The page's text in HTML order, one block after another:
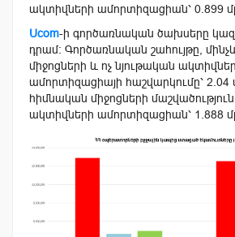
ակտիվների ամորտիզացիան՝ 0.899
Ucom-ի գործառնական ծախսերը
դրամ։ Գործառնական շահույթը,
միջոցների և ոչ նյութական
ամորտիզացիայի հաշվարկումը՝ 2.04
հիմնական միջոցների
ակտիվների ամորտիզացիան՝ 1.888